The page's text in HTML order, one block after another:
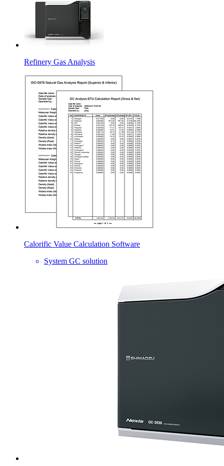
Refinery Gas Analysis
Calorific Value Calculation Software
System GC solution